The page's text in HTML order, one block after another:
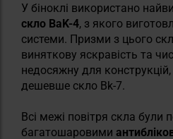
У біноклі використано
скло BaK-4, з якого
системи. Призми з цього
виняткову яскравість та
недосяжну для
дешевше скло Bk-7.
Всі межі повітря скла були
багатошаровими